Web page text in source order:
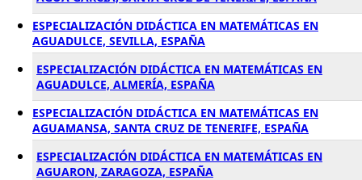
ESPECIALIZACIÓN DIDÁCTICA EN MATEMÁTICAS EN
AGUADULCE, SEVILLA, ESPAÑA
ESPECIALIZACIÓN DIDÁCTICA EN MATEMÁTICAS EN
AGUADULCE, ALMERÍA, ESPAÑA
ESPECIALIZACIÓN DIDÁCTICA EN MATEMÁTICAS EN
AGUAMANSA, SANTA CRUZ DE TENERIFE, ESPAÑA
ESPECIALIZACIÓN DIDÁCTICA EN MATEMÁTICAS EN
AGUARON, ZARAGOZA, ESPAÑA